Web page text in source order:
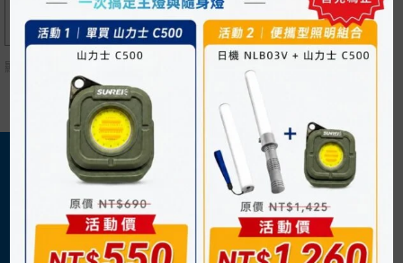
顯示 商品
關於我們
日機官方網站
企業概況
購物須知
購物流程
付款方式